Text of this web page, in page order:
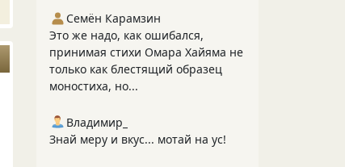
Семён Карамзин
Это же надо, как ошибался,
принимая стихи Омара Хайяма не
только как блестящий образец
моностиха, но...
Владимир_
Знай меру и вкус... мотай на ус!